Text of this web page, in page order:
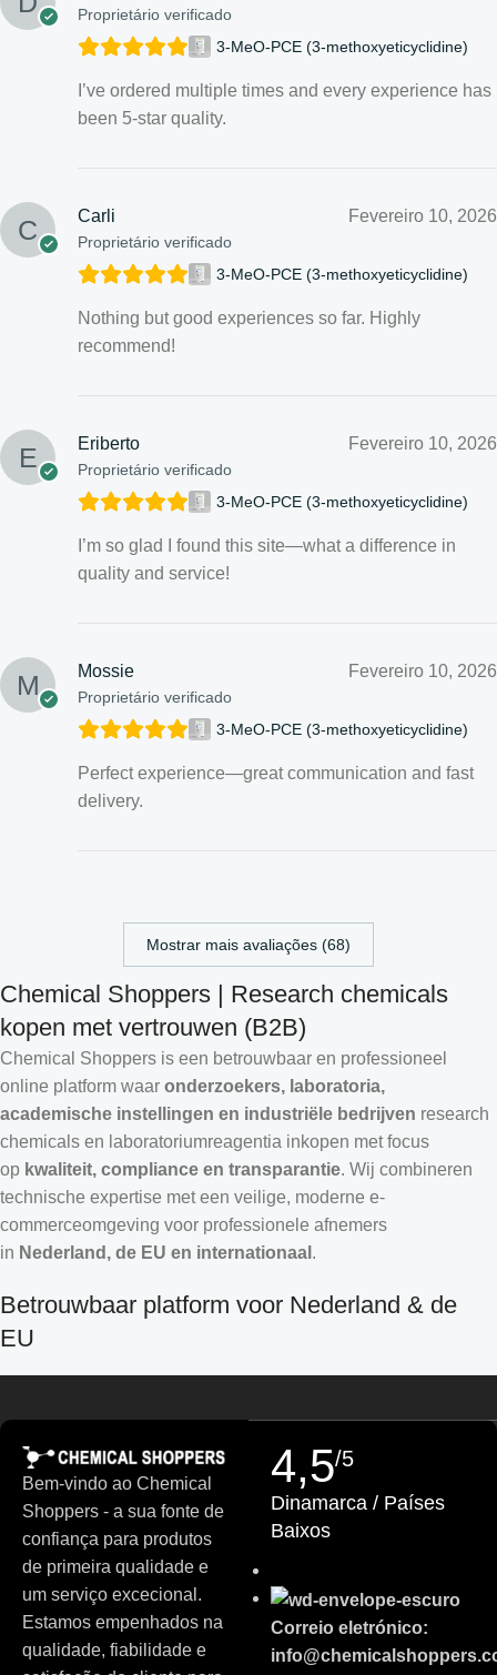
Proprietário verificado
3-MeO-PCE (3-methoxyeticyclidine)
I’ve ordered multiple times and every experience has
been 5-star quality.
Carli
Proprietário verificado
Fevereiro 10, 2026
3-MeO-PCE (3-methoxyeticyclidine)
Nothing but good experiences so far. Highly
recommend!
Eriberto
Proprietário verificado
Fevereiro 10, 2026
3-MeO-PCE (3-methoxyeticyclidine)
I’m so glad I found this site—what a difference in
quality and service!
Mossie
Proprietário verificado
Fevereiro 10, 2026
3-MeO-PCE (3-methoxyeticyclidine)
Perfect experience—great communication and fast
delivery.
Mostrar mais avaliações (68)
Chemical Shoppers | Research chemicals
kopen met vertrouwen (B2B)
Chemical Shoppers is een betrouwbaar en professioneel
online platform waar onderzoekers, laboratoria,
academische instellingen en industriële bedrijven research
chemicals en laboratoriumreagentia inkopen met focus
op kwaliteit, compliance en transparantie. Wij combineren
technische expertise met een veilige, moderne e-
commerceomgeving voor professionele afnemers
in Nederland, de EU en internationaal .
Betrouwbaar platform voor Nederland & de
EU
Europese onderzoeks- en industriële markt. We werken samen
metgecontroleerde leveranciers
en streven naar consistente
productkwaliteit, duidelijke herkomstinformatie en
professionele productdocumentatie.
Wat je mag verwachten:
Duidelijke productspecificaties en batchinformatie (waar van
toepassing)
Bem-vindo ao Chemical
Shoppers - a sua fonte de
confiança para produtos
de primeira qualidade e
um serviço excecional.
Estamos empenhados na
qualidade, fiabilidade e
4,5/5
Dinamarca / Países
Baixos
Correio eletrónico:
Slovak
Slovenian
Swedish
Danish
Croatian